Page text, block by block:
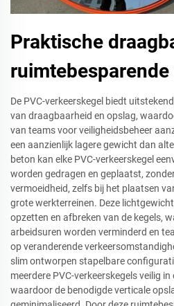
Praktische
De PVC-verkeerskegel biedt
van draagbaarheid en opslag,
van teams voor veiligheidsbeheer
een aanzienlijk lagere gewicht dan
beton kan elke PVC-verkeerskegel
worden gedragen en geplaatst,
vermoeidheid, zelfs bij het plaatsen
grote werkterreinen. Deze
opzetten en afbreken van de kegels,
arbeidsuren worden verminderd en
op veranderende
slim ontworpen stapelbare
meerdere PVC-verkeerskegels veilig
waardoor de benodigde verticale